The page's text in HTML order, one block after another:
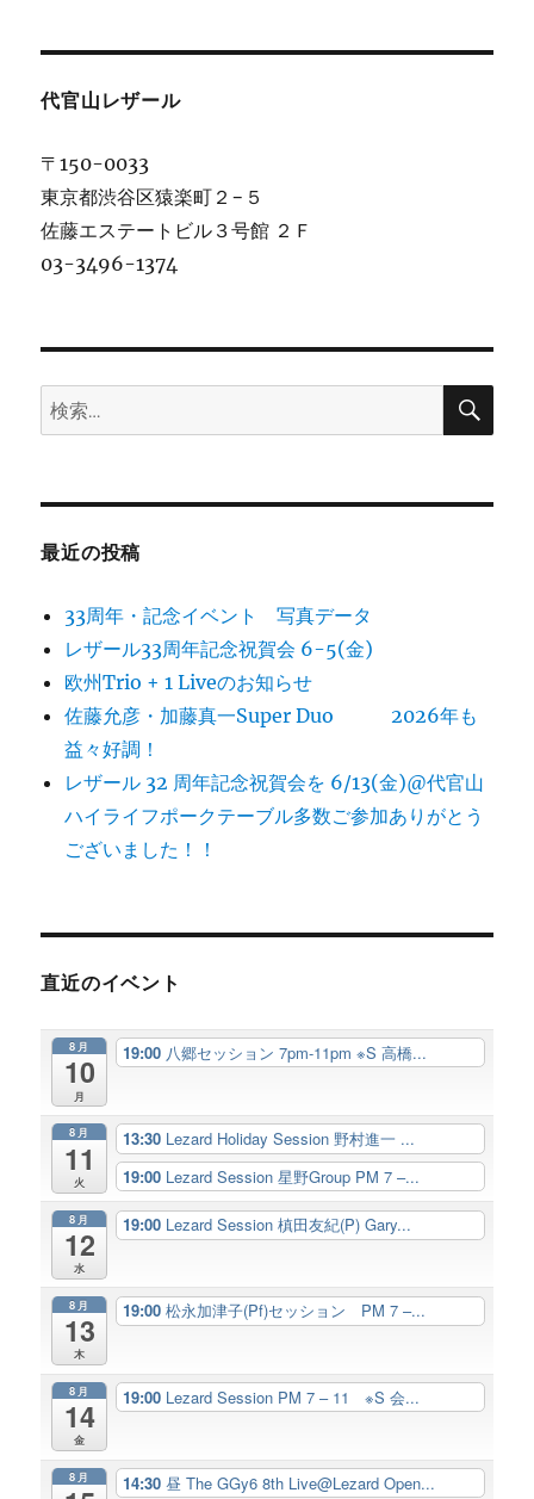
代官山レザール
〒150-0033
東京都渋谷区猿楽町２−５
佐藤エステートビル３号館 ２Ｆ
03-3496-1374
検
索:
検
最近の投稿
33周年・記念イベント 写真データ
レザール33周年記念祝賀会 6-5(金)
欧州Trio + 1 Liveのお知らせ
佐藤允彦・加藤真一Super Duo 2026年も
益々好調！
レザール 32 周年記念祝賀会を 6/13(金)@代官山
ハイライフポークテーブル多数ご参加ありがとう
ございました！！
直近のイベント
8月
10
月
19:00 八郷セッション 7pm-11pm ※S 高橋...
8月
11
火
13:30 Lezard Holiday Session 野村進一 ...
19:00 Lezard Session 星野Group PM 7 –...
8月
12
水
19:00 Lezard Session 槙田友紀(P) Gary...
8月
13
木
19:00松永加津子(Pf)セッション PM 7 –...
8月
14
金
19:00 Lezard Session PM 7 – 11 ※S 会...
8月 14:30昼 The GGy6 8th Live@Lezard Open...